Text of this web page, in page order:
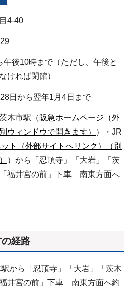
4-40
午後10時まで（ただし、午後と
ければ閉館）
日から翌年1月4日まで
木市駅（ 阪急ホームページ（外
ウィンドウで開きます）
）・JR
ト（外部サイトへリンク）（別
）から「忍頂寺」「大岩」「茨
福井宮の前」下車 南東方面へ
経路
から「忍頂寺」「大岩」「茨木
井宮の前」下車 南東方面へ約